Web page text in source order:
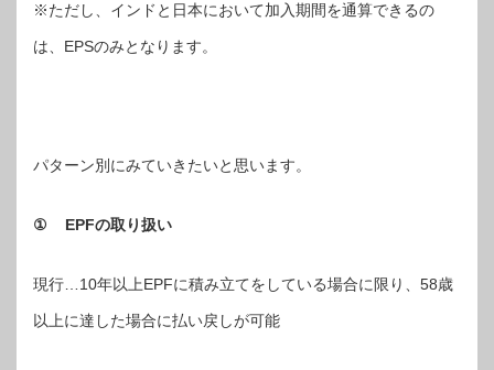
※ただし、インドと日本において加入期間を通算できるの
は、EPSのみとなります。
パターン別にみていきたいと思います。
① EPFの取り扱い
現行…10年以上EPFに積み立てをしている場合に限り、58歳
以上に達した場合に払い戻しが可能